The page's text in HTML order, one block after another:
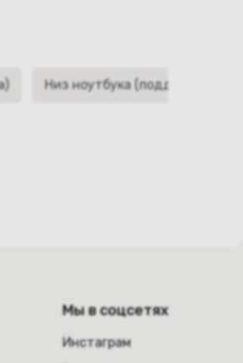
Низ ноутбука (поддон,
Мы в соцсетях
Инстаграм